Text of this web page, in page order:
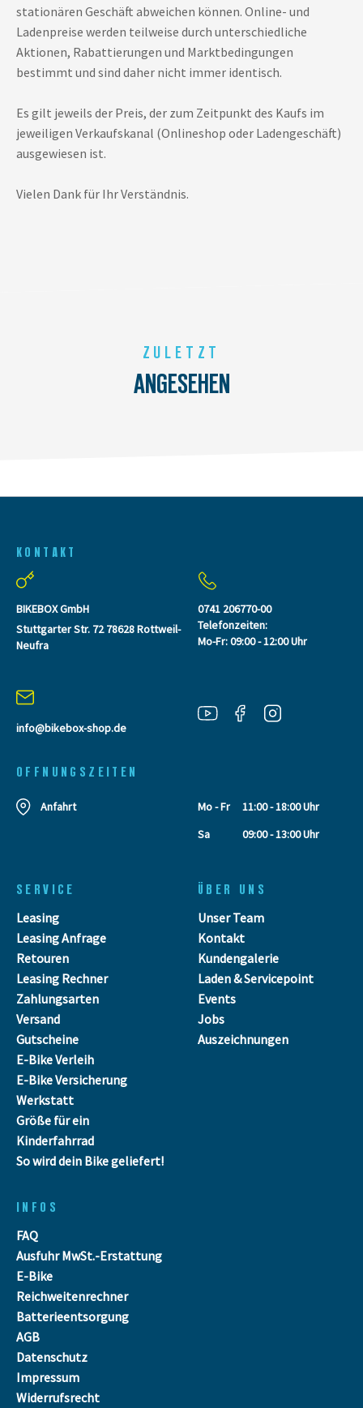
stationären Geschäft abweichen können. Online- und
Ladenpreise werden teilweise durch unterschiedliche
Aktionen, Rabattierungen und Marktbedingungen
bestimmt und sind daher nicht immer identisch.
Es gilt jeweils der Preis, der zum Zeitpunkt des Kaufs im
jeweiligen Verkaufskanal (Onlineshop oder Ladengeschäft)
ausgewiesen ist.
Vielen Dank für Ihr Verständnis.
ZULETZT
ANGESEHEN
KONTAKT
BIKEBOX GmbH
Stuttgarter Str. 72 78628 Rottweil-
Neufra
info@bikebox-shop.de
0741 206770-00
Telefonzeiten:
Mo-Fr: 09:00 - 12:00 Uhr
OFFNUNGSZEITEN
Anfahrt Mo - Fr
11:00 - 18:00 Uhr
Sa
09:00 - 13:00 Uhr
SERVICE
Leasing
Leasing Anfrage
Retouren
Leasing Rechner
Zahlungsarten
Versand
Gutscheine
E-Bike Verleih
E-Bike Versicherung
Werkstatt
Größe für ein
Kinderfahrrad
So wird dein Bike geliefert!
ÜBER UNS
Unser Team
Kontakt
Kundengalerie
Laden & Servicepoint
Events
Jobs
Auszeichnungen
INFOS
FAQ
Ausfuhr MwSt.-Erstattung
E-Bike
Reichweitenrechner
Batterieentsorgung
AGB
Datenschutz
Impressum
Widerrufsrecht